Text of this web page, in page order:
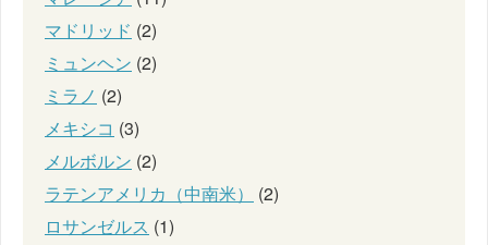
マドリッド (2)
ミュンヘン (2)
ミラノ (2)
メキシコ (3)
メルボルン (2)
ラテンアメリカ（中南米）
(2)
ロサンゼルス (1)